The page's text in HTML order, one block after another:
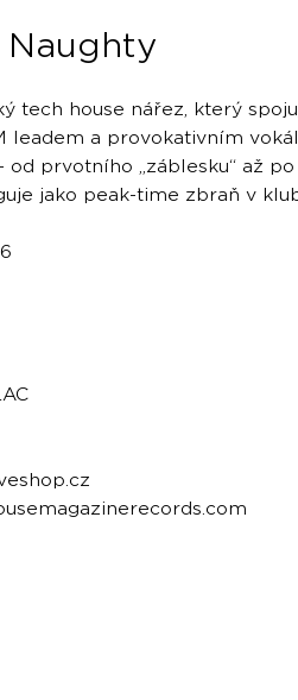
Naughty
tech house nářez, který
leadem a provokativním
od prvotního „záblesku“ až
jako peak-time zbraň v